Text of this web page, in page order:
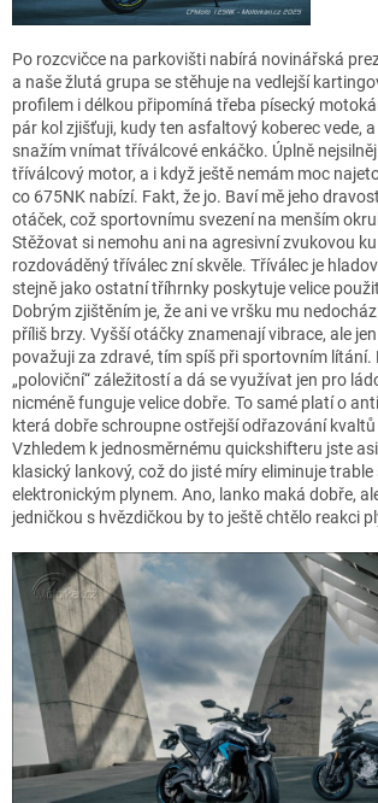
Po rozcvičce na parkovišti nabírá novinářská
a naše žlutá grupa se stěhuje na vedlejší
profilem i délkou připomíná třeba písecký
pár kol zjišťuji, kudy ten asfaltový koberec vede,
snažím vnímat tříválcové enkáčko. Úplně
tříválcový motor, a i když ještě nemám moc
co 675NK nabízí. Fakt, že jo. Baví mě jeho
otáček, což sportovnímu svezení na menším
Stěžovat si nemohu ani na agresivní zvukovou
rozdováděný tříválec zní skvěle. Tříválec je
stejně jako ostatní tříhrnky poskytuje velice
Dobrým zjištěním je, že ani ve vršku mu
příliš brzy. Vyšší otáčky znamenají vibrace, ale
považuji za zdravé, tím spíš při sportovním lítání.
„poloviční“ záležitostí a dá se využívat jen pro
nicméně funguje velice dobře. To samé platí o
která dobře schroupne ostřejší odřazování
Vzhledem k jednosměrnému quickshifteru jste
klasický lankový, což do jisté míry eliminuje
elektronickým plynem. Ano, lanko maká dobře,
jedničkou s hvězdičkou by to ještě chtělo reakci